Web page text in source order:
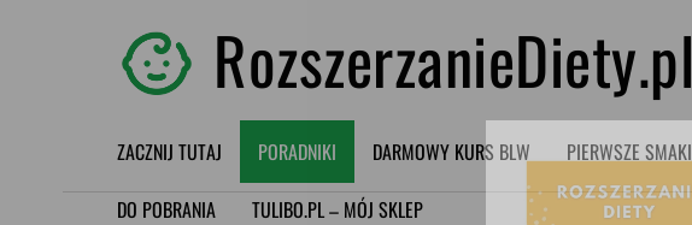
RozszerzanieDiety.pl
ZACZNIJ TUTAJ PORADNIKI DARMOWY KURS BLW PIERWSZE SMAKI
DO POBRANIA
TULIBO.PL – MÓJ SKLEP